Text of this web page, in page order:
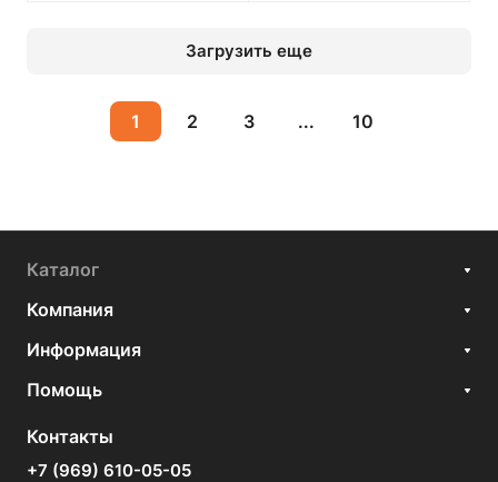
Загрузить еще
1 2 3 ... 10
Каталог
Компания
Информация
Помощь
Контакты
+7 (969) 610-05-05